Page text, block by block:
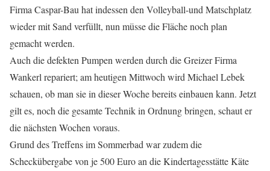
Firma Caspar-Bau hat indessen den Volleyball-und Matschplatz
wieder mit Sand verfüllt, nun müsse die Fläche noch plan
gemacht werden.
Auch die defekten Pumpen werden durch die Greizer Firma
Wankerl repariert; am heutigen Mittwoch wird Michael Lebek
schauen, ob man sie in dieser Woche bereits einbauen kann. Jetzt
gilt es, noch die gesamte Technik in Ordnung bringen, schaut er
die nächsten Wochen voraus.
Grund des Treffens im Sommerbad war zudem die
Scheckübergabe von je 500 Euro an die Kindertagesstätte Käte